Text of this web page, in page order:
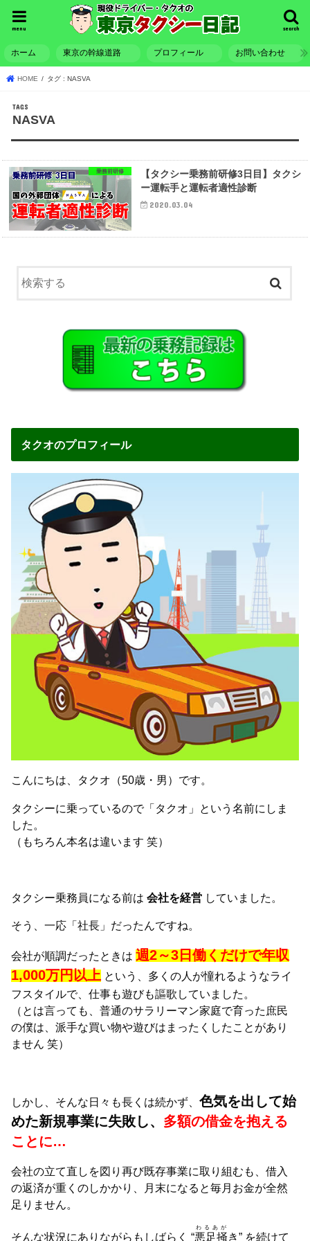
search
menu
ホーム 東京の幹線道路 プロフィール お問い合わせ
HOME タグ : NASVA
NASVA
乗務前研修
【タクシー乗務前研修3日目】タクシ
ー運転手と運転者適性診断
2020.03.04
タクオのプロフィール
こんにちは、タクオ（50歳・男）です。
タクシーに乗っているので「タクオ」という名前にしま
した。
（もちろん本名は違います 笑）
タクシー乗務員になる前は会社を経営 していました。
そう、一応「社長」だったんですね。
会社が順調だったときは週2～3日働くだけで年収
1,000万円以上 という、多くの人が憧れるようなライ
フスタイルで、仕事も遊びも謳歌していました。
（とは言っても、普通のサラリーマン家庭で育った庶民
の僕は、派手な買い物や遊びはまったくしたことがあり
ません 笑）
しかし、そんな日々も長くは続かず、色気を出して始
めた新規事業に失敗し、 多額の借金を抱える
ことに…
会社の立て直しを図り再び既存事業に取り組むも、借入
の返済が重くのしかかり、月末になると毎月お金が全然
足りません。
そんな状況にありながらもしばらく “悪足掻
わるあが
き” を続けて